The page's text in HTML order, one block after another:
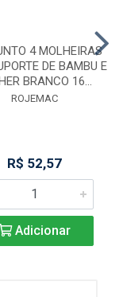
4 MOLHEIRAS
DE BAMBU E
BRANCO 16...
ROJEMAC
R$ 52,57
Adicionar